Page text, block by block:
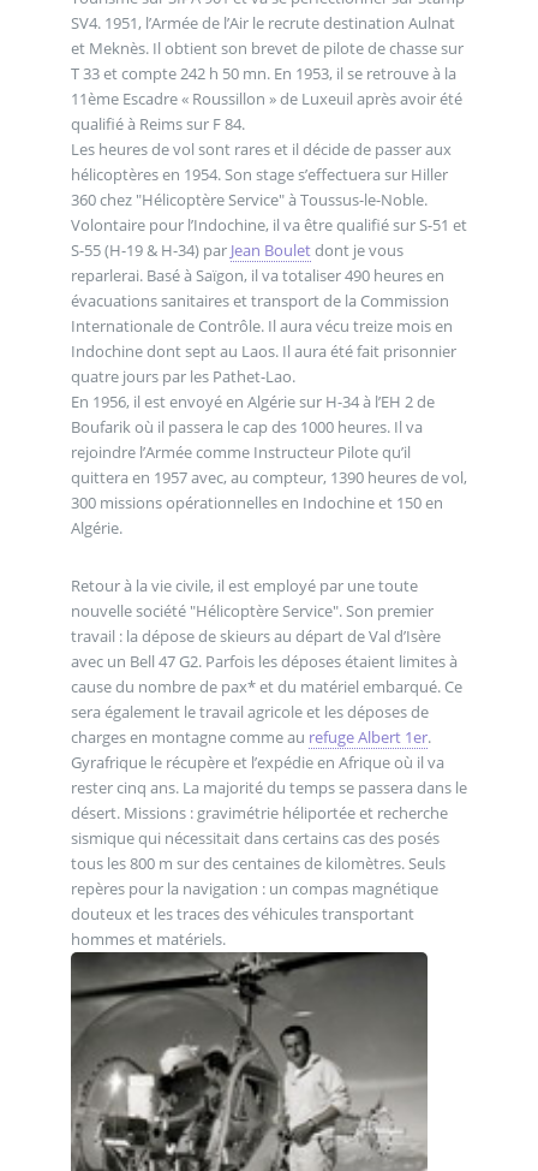
SV4. 1951, l’Armée de l’Air le recrute destination Aulnat
et Meknès. Il obtient son brevet de pilote de chasse sur
T 33 et compte 242 h 50 mn. En 1953, il se retrouve à la
11ème Escadre « Roussillon » de Luxeuil après avoir été
qualifié à Reims sur F 84.
Les heures de vol sont rares et il décide de passer aux
hélicoptères en 1954. Son stage s’effectuera sur Hiller
360 chez "Hélicoptère Service" à Toussus-le-Noble.
Volontaire pour l’Indochine, il va être qualifié sur S-51 et
S-55 (H-19 & H-34) par Jean Bouletdont je vous
reparlerai. Basé à Saïgon, il va totaliser 490 heures en
évacuations sanitaires et transport de la Commission
Internationale de Contrôle. Il aura vécu treize mois en
Indochine dont sept au Laos. Il aura été fait prisonnier
quatre jours par les Pathet-Lao.
En 1956, il est envoyé en Algérie sur H-34 à l’EH 2 de
Boufarik où il passera le cap des 1000 heures. Il va
rejoindre l’Armée comme Instructeur Pilote qu’il
quittera en 1957 avec, au compteur, 1390 heures de vol,
300 missions opérationnelles en Indochine et 150 en
Algérie.
Retour à la vie civile, il est employé par une toute
nouvelle société "Hélicoptère Service". Son premier
travail : la dépose de skieurs au départ de Val d’Isère
avec un Bell 47 G2. Parfois les déposes étaient limites à
cause du nombre de pax* et du matériel embarqué. Ce
sera également le travail agricole et les déposes de
charges en montagne comme au refuge Albert 1er.
Gyrafrique le récupère et l’expédie en Afrique où il va
rester cinq ans. La majorité du temps se passera dans le
désert. Missions : gravimétrie héliportée et recherche
sismique qui nécessitait dans certains cas des posés
tous les 800 m sur des centaines de kilomètres. Seuls
repères pour la navigation : un compas magnétique
douteux et les traces des véhicules transportant
hommes et matériels.